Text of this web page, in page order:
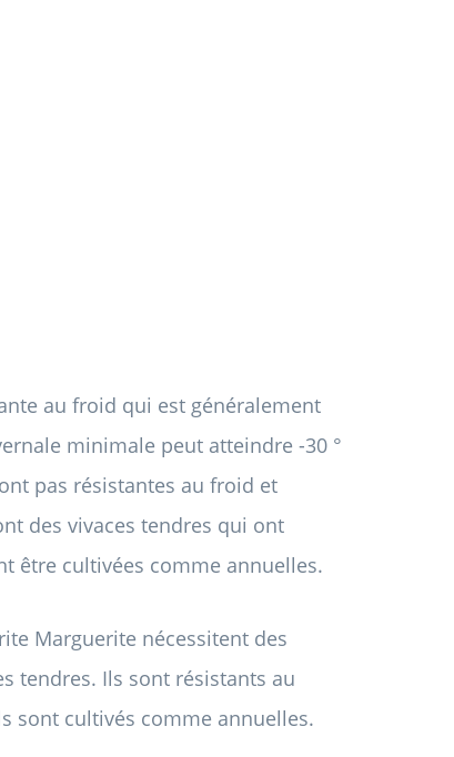
au froid qui est généralement
minimale peut atteindre -30 °
pas résistantes au froid et
des vivaces tendres qui ont
être cultivées comme annuelles.
Marguerite nécessitent des
tendres. Ils sont résistants au
sont cultivés comme annuelles.